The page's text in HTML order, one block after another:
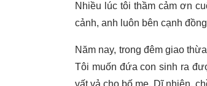
Nhiều lúc tôi thầm cảm ơn
cảnh, anh luôn bên cạnh
Năm nay, trong đêm giao
Tôi muốn đứa con sinh ra
vất vả cho bố mẹ. Dĩ nhiên,